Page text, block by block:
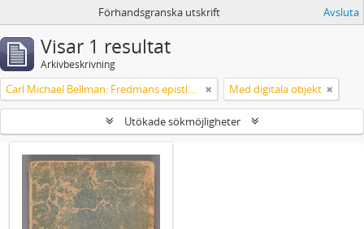
Förhandsgranska utskrift Avsluta
Visar 1 resultat
Arkivbeskrivning
Carl Michael Bellman: Fredmans epistlar [Nechers ex.]. Ep. 1-50 Med digitala objekt
Utökade sökmöjligheter